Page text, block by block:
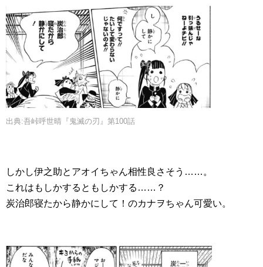
出典:吾峠呼世晴『鬼滅の刃』第100話
しかし伊之助とアオイちゃん相性良さそう……。
これはもしかするともしかする……？
炭治郎寝たから静かにして！のカナヲちゃん可愛い。